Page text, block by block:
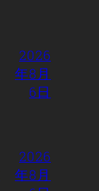
2026
年8月
6日
2026
年8月